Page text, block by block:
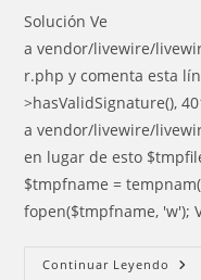
la
entrada:
Solución Ve
a vendor/livewire/
r.php y comenta esta
>hasValidSignature(),
a vendor/livewire/
en lugar de esto
$tmpfname =
fopen($tmpfname, 'w');
Continuar Leyendo